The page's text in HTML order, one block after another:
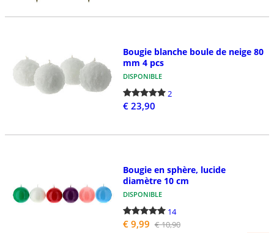
Bougie blanche boule de neige 80
mm 4 pcs
DISPONIBLE
2
€ 23,90
Bougie en sphère, lucide
diamètre 10 cm
DISPONIBLE
14
€ 9,99 € 10,90